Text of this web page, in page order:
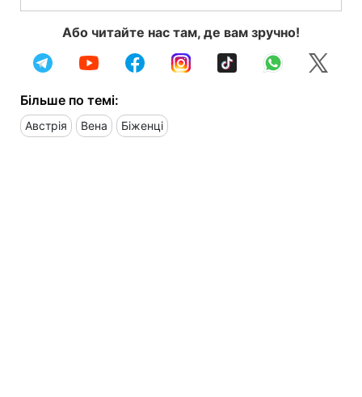
Або читайте нас там, де вам зручно!
Більше по темі:
Австрія Вена Біженці